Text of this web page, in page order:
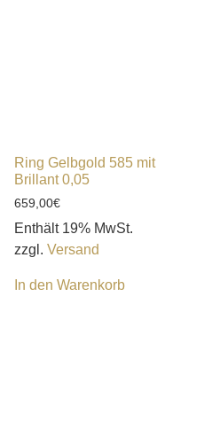
Ring Gelbgold 585 mit
Brillant 0,05
659,00€
Enthält 19% MwSt.
zzgl. Versand
In den Warenkorb